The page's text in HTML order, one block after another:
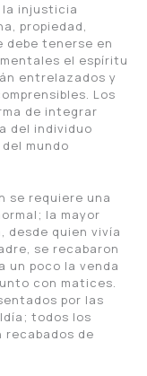
la injusticia
propiedad,
debe tenerse en
el espíritu
entrelazados y
Los
de integrar
del individuo
mundo
se requiere una
la mayor
desde quien vivía
se recabaron
un poco la venda
con matices.
por las
todos los
recabados de